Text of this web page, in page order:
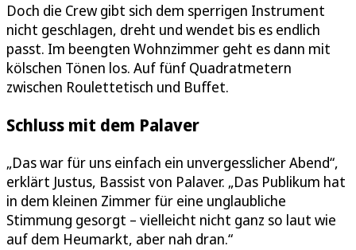
Doch die Crew gibt sich dem sperrigen Instrument
nicht geschlagen, dreht und wendet bis es endlich
passt. Im beengten Wohnzimmer geht es dann mit
kölschen Tönen los. Auf fünf Quadratmetern
zwischen Roulettetisch und Buffet.
Schluss mit dem Palaver
„Das war für uns einfach ein unvergesslicher Abend“,
erklärt Justus, Bassist von Palaver. „Das Publikum hat
in dem kleinen Zimmer für eine unglaubliche
Stimmung gesorgt – vielleicht nicht ganz so laut wie
auf dem Heumarkt, aber nah dran.“